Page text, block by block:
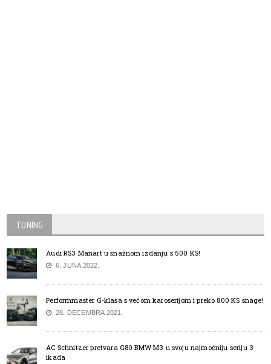
TUNING
Audi RS3 Manart u snažnom izdanju s 500 KS!
6. JUNA 2022.
Performmaster G-klasa s većom karoserijom i preko 800 KS snage!
28. DECEMBRA 2021.
AC Schnitzer pretvara G80 BMW M3 u svoju najmoćniju seriju 3
ikada